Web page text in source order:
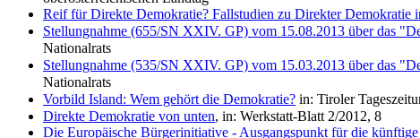
Reif für Direkte Demokratie? Fallstudien zu Direkter Demokratie
Stellungnahme (655/SN XXIV. GP) vom 15.08.2013 über das
Nationalrats
Stellungnahme (535/SN XXIV. GP) vom 15.03.2013 über das
Nationalrats
Vorbild Island: Wem gehört die Demokratie? in: Tiroler
Direkte Demokratie von unten, in: Werkstatt-Blatt 2/2012, 8
Die Europäische Bürgerinitiative - Ausgangspunkt für die